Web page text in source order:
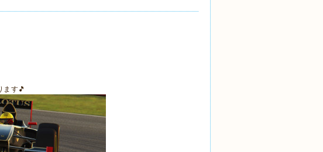
ます🎵